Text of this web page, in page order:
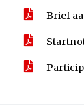
Brief